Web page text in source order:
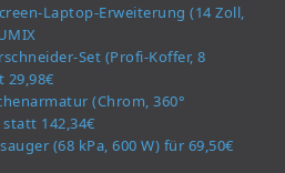
Laptop-Erweiterung (14 Zoll,
Set (Profi-Koffer, 8
29,98€
(Chrom, 360°
142,34€
(68 kPa, 600 W) für 69,50€